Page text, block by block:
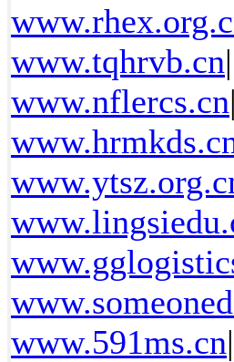
www.tqhrvb.cn|
www.nflercs.cn|
www.591ms.cn|